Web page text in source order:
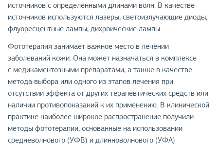
источников с определёнными длинами волн. В качестве
источников используются лазеры, светоизлучающие диоды,
флуоресцентные лампы, дихроические лампы.
Фототерапия занимает важное место в лечении
заболеваний кожи. Она может назначаться в комплексе
с медикаментозными препаратами, а также в качестве
метода выбора или одного из этапов лечения при
отсутствии эффекта от других терапевтических средств или
наличии противопоказаний к их применению. В клинической
практике наиболее широкое распространение получили
методы фототерапии, основанные на использовании
средневолнового (УФВ) и длинноволнового (УФА)